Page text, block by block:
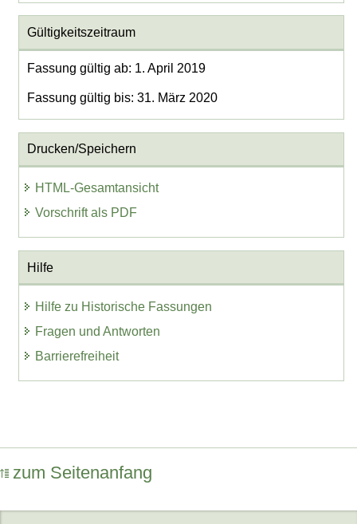
Gültigkeitszeitraum
Fassung gültig ab: 1. April 2019
Fassung gültig bis: 31. März 2020
Drucken/Speichern
HTML-Gesamtansicht
Vorschrift als PDF
Hilfe
Hilfe zu Historische Fassungen
Fragen und Antworten
Barrierefreiheit
zum Seitenanfang